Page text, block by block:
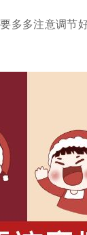
多多注意调节